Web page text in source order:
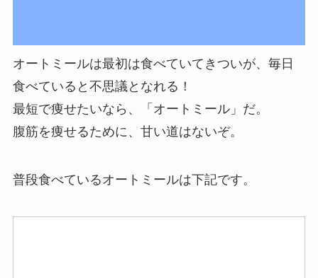
オートミールは最初は食べていてきついが、毎日
食べていると不思議となれる！
最短で痩せたいなら、「オートミール」だ。
腹筋を痩せるために、甘い道はないぞ。
普段食べているオートミールは下記です。